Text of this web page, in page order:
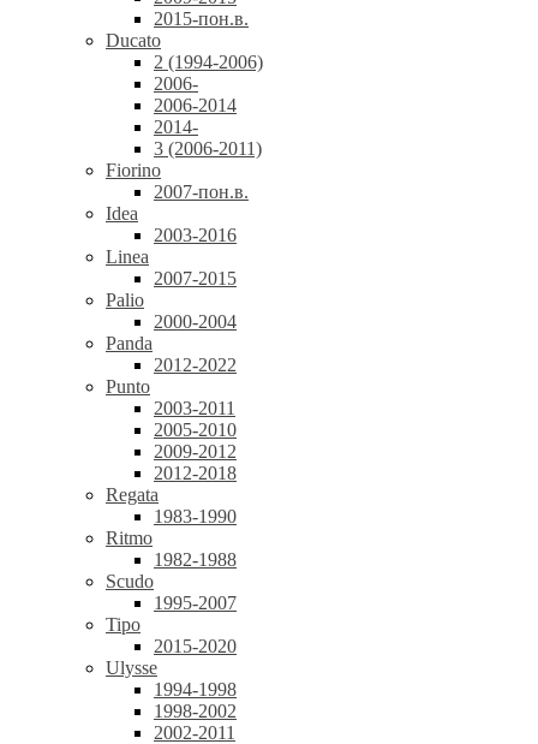
2015-пон.в.
Ducato
2 (1994-2006)
2006-
2006-2014
2014-
3 (2006-2011)
Fiorino
2007-пон.в.
Idea
2003-2016
Linea
2007-2015
Palio
2000-2004
Panda
2012-2022
Punto
2003-2011
2005-2010
2009-2012
2012-2018
Regata
1983-1990
Ritmo
1982-1988
Scudo
1995-2007
Tipo
2015-2020
Ulysse
1994-1998
1998-2002
2002-2011